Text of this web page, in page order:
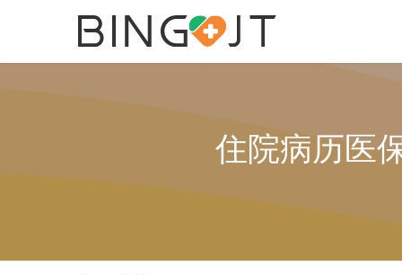
住院病历医